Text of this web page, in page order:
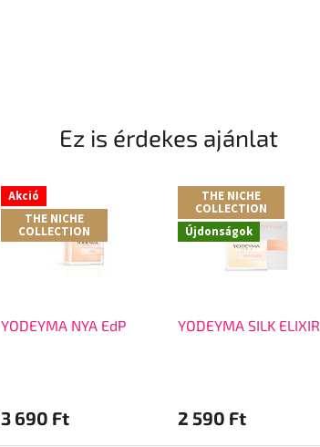
Ez is érdekes ajánlat
Akció
THE NICHE
COLLECTION
YODEYMA NYA EdP
3 690 Ft
THE NICHE
COLLECTION
Újdonságok
YODEYMA SILK ELIXIR
2 590 Ft